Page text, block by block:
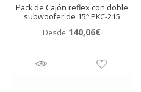
Pack de Cajón reflex con doble
subwoofer de 15″ PKC-215
Desde 140,06€